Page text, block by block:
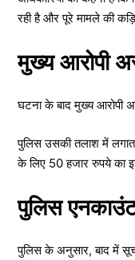
रही है और पूरे मामले की
मुख्य आरोपी
घटना के बाद मुख्य आरोपी
पुलिस उसकी तलाश में
के लिए 50 हजार रुपये का
पुलिस
पुलिस के अनुसार, बाद में